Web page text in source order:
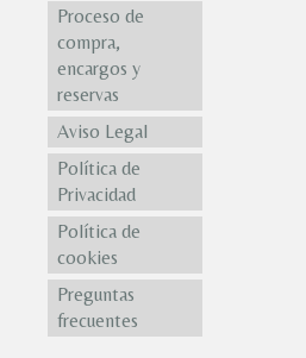
Proceso de
compra,
encargos y
reservas
Aviso Legal
Política de
Privacidad
Política de
cookies
Preguntas
frecuentes